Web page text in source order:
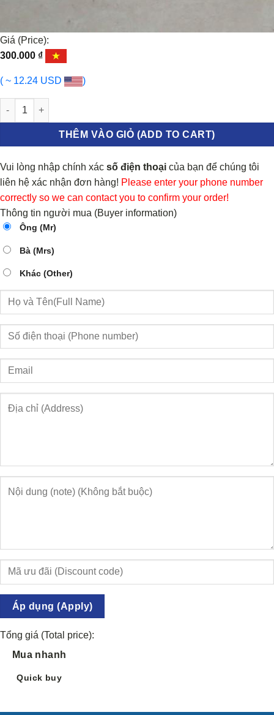
Giá (Price):
300.000 ₫
( ~ 12.24 USD )
ROTUYN CÂN BẰNG SAU MITSUBISHI PAJERO 1998-2007 |
THÊM VÀO GIỎ (ADD TO CART)
Vui lòng nhập chính xác số điện thoại của bạn để chúng tôi
liên hệ xác nhận đơn hàng! Please enter your phone number
correctly so we can contact you to confirm your order!
Thông tin người mua (Buyer information)
Ông (Mr)
Bà (Mrs)
Khác (Other)
Áp dụng (Apply)
Tổng giá (Total price):
Mua nhanh
Quick buy